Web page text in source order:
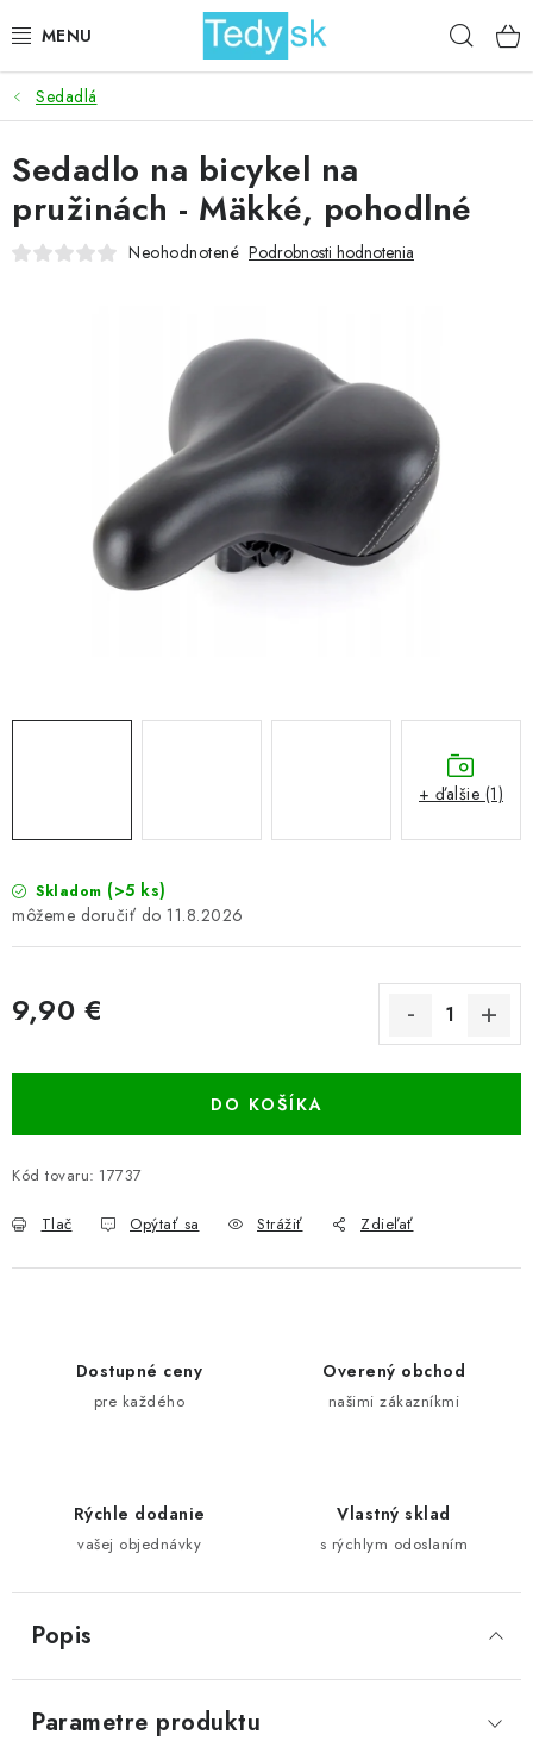
na
BICYKLE
ZÁHRADA
DOMÁCNOSŤ
AKCIOVÝ TOVAR
GALÉRIA OD ZÁKAZNÍKOV
Dopravné a platobné podmienky
Galéria od Zákaznikov
Sedadlá
Skladom (>5 ks)
11.8.2026
9,90 €
DO KOŠÍKA
Kód tovaru: 17737
Tlač Opýtať sa Strážiť Zdieľať
Sedadlo na bicykel na
pružinách - Mäkké, pohodlné
Neohodnotené Podrobnosti hodnotenia
+ ďalšie (1)
Dostupné ceny
pre každého
Overený obchod
našimi zákazníkmi
Rýchle dodanie
vašej objednávky
Vlastný sklad
s rýchlym odoslaním
Popis
Parametre produktu